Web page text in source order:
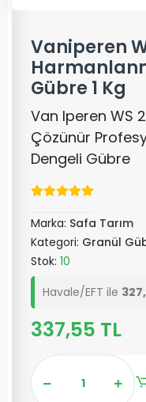
Vaniperen
Gübre 1 Kg
Van Iperen WS
Çözünür
Dengeli Gübre
Marka: Safa Tarım
Kategori: Granül
Stok: 10
Havale/EFT ile
337,55 TL